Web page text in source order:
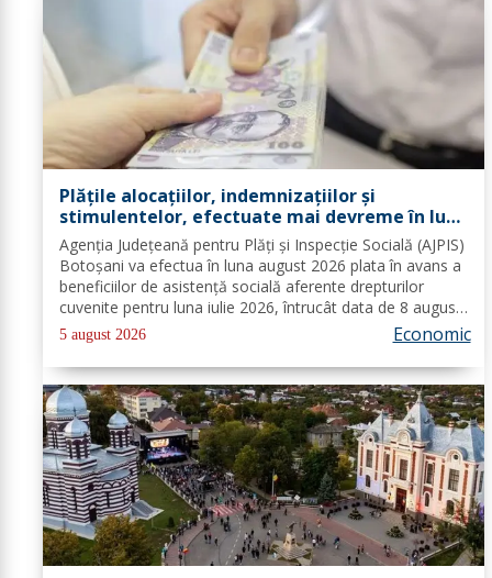
Plățile alocațiilor, indemnizațiilor și
stimulentelor, efectuate mai devreme în luna
august 2026
Agenția Județeană pentru Plăți și Inspecție Socială (AJPIS)
Botoșani va efectua în luna august 2026 plata în avans a
beneficiilor de asistență socială aferente drepturilor
cuvenite pentru luna iulie 2026, întrucât data de 8 august
2026, prevăzută în calendarul de plată, este zi
nelucrătoare....
5 august 2026 Economic